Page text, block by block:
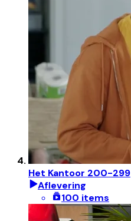
Het Kantoor 200-299
Aflevering
100 items